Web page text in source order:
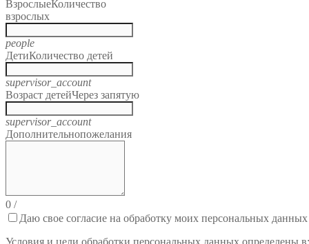
ВзрослыеКоличество
взрослых
people
ДетиКоличество детей
supervisor_account
Возраст детейЧерез запятую
supervisor_account
Дополнительнопожелания
0 /
Даю свое согласие на обработку моих персональных данных
Условия и цели обработки персональных данных определены